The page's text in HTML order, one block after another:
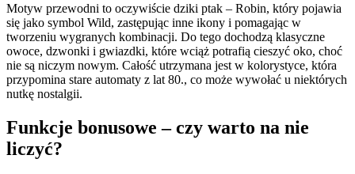
Motyw przewodni to oczywiście dziki ptak – Robin, który pojawia
się jako symbol Wild, zastępując inne ikony i pomagając w
tworzeniu wygranych kombinacji. Do tego dochodzą klasyczne
owoce, dzwonki i gwiazdki, które wciąż potrafią cieszyć oko, choć
nie są niczym nowym. Całość utrzymana jest w kolorystyce, która
przypomina stare automaty z lat 80., co może wywołać u niektórych
nutkę nostalgii.
Funkcje bonusowe – czy warto na nie
liczyć?